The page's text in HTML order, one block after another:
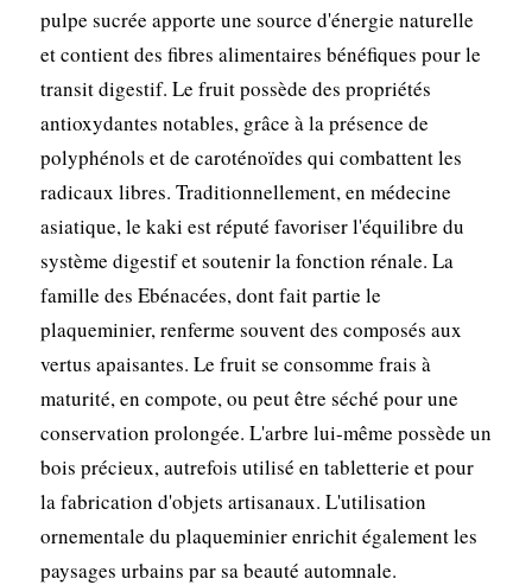
pulpe sucrée apporte une source d'énergie naturelle
et contient des fibres alimentaires bénéfiques pour le
transit digestif. Le fruit possède des propriétés
antioxydantes notables, grâce à la présence de
polyphénols et de caroténoïdes qui combattent les
radicaux libres. Traditionnellement, en médecine
asiatique, le kaki est réputé favoriser l'équilibre du
système digestif et soutenir la fonction rénale. La
famille des Ebénacées, dont fait partie le
plaqueminier, renferme souvent des composés aux
vertus apaisantes. Le fruit se consomme frais à
maturité, en compote, ou peut être séché pour une
conservation prolongée. L'arbre lui-même possède un
bois précieux, autrefois utilisé en tabletterie et pour
la fabrication d'objets artisanaux. L'utilisation
ornementale du plaqueminier enrichit également les
paysages urbains par sa beauté automnale.